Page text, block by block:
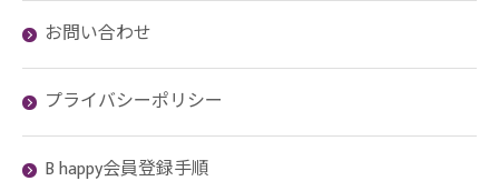
お問い合わせ
プライバシーポリシー
B happy会員登録手順